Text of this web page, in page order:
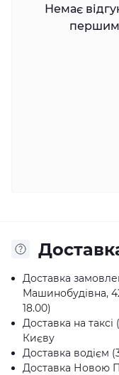
Немає
першим,
Доставка
Машинобудівна,
18.00)
Доставка на
Києву
Доставка водієм
Доставка Новою